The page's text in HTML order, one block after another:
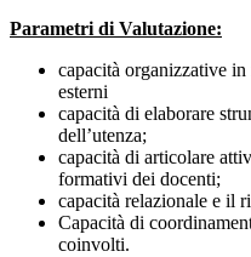
Parametri di Valutazione:
capacità organizzative
esterni
capacità di elaborare
dell’utenza;
capacità di articolare
formativi dei docenti;
capacità relazionale e il
Capacità di
coinvolti.